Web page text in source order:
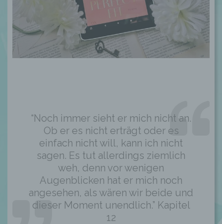
“Noch immer sieht er mich nicht an.
Ob er es nicht erträgt oder es
einfach nicht will, kann ich nicht
sagen. Es tut allerdings ziemlich
weh, denn vor wenigen
Augenblicken hat er mich noch
angesehen, als wären wir beide und
dieser Moment unendlich.” Kapitel
12